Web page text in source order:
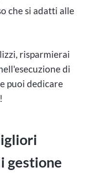
che si adatti alle
risparmierai
di
puoi dedicare
gestione